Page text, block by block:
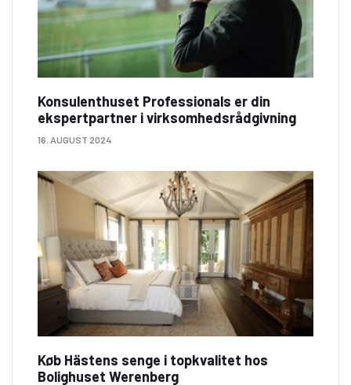
Konsulenthuset Professionals er din
ekspertpartner i virksomhedsrådgivning
16. AUGUST 2024
Køb Hästens senge i topkvalitet hos
Bolighuset Werenberg